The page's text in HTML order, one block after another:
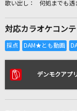
リアル
何処までも透
対応カラオケコン
デンモクアプ